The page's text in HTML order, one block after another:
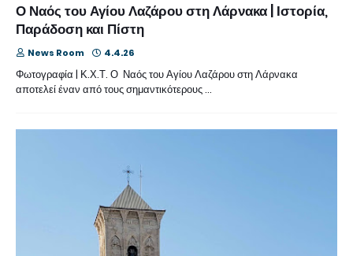
Ο Ναός του Αγίου Λαζάρου στη Λάρνακα | Ιστορία,
Παράδοση και Πίστη
News Room 4.4.26
Φωτογραφία | Κ.Χ.Τ. Ο Ναός του Αγίου Λαζάρου στη Λάρνακα
αποτελεί έναν από τους σημαντικότερους …